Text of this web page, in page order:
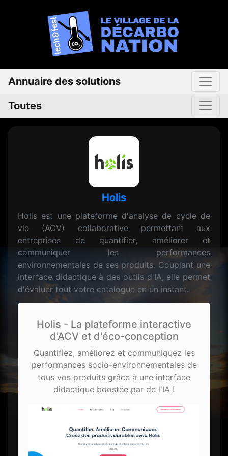
Annuaire des solutions
Toutes
Holis
Holis est une plateforme d'analyse de cycle de
vie (ACV) collaborative permettant aux
entreprises de quantifier, améliorer et
communiquer les performances
environnementales de ses produits. Couplant une
interface didactique à des outils d'IA, elle permet
d'évaluer tout votre catalogue en un instant.
Holis - La plateforme interactive
d'ACV et d'éco-conception
Quantifiez, améliorez et communiquez les
performances socio-environnementales de
tous vos produits grâce à une interface
didactique boostée par de l'IA !